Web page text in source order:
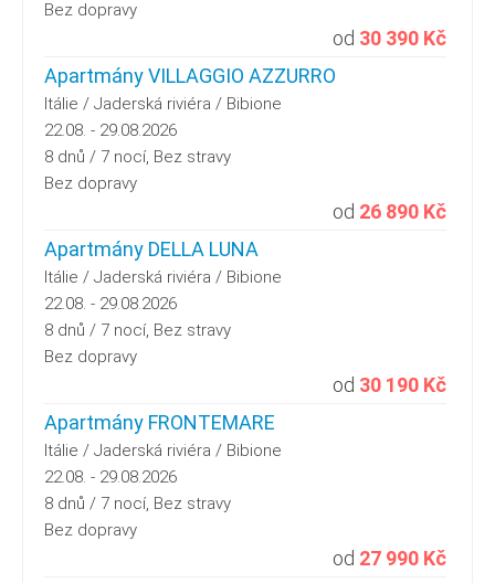
Bez dopravy
od 30 390 Kč
Apartmány VILLAGGIO AZZURRO
Itálie / Jaderská riviéra / Bibione
22.08. - 29.08.2026
8 dnů / 7 nocí, Bez stravy
Bez dopravy
od 26 890 Kč
Apartmány DELLA LUNA
Itálie / Jaderská riviéra / Bibione
22.08. - 29.08.2026
8 dnů / 7 nocí, Bez stravy
Bez dopravy
od 30 190 Kč
Apartmány FRONTEMARE
Itálie / Jaderská riviéra / Bibione
22.08. - 29.08.2026
8 dnů / 7 nocí, Bez stravy
Bez dopravy
od 27 990 Kč